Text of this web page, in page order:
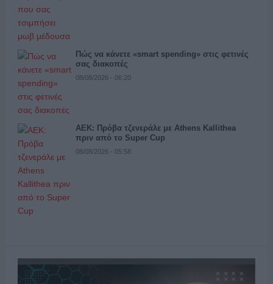
Πώς να κάνετε «smart spending» στις φετινές
σας διακοπές
08/08/2026 - 06:20
ΑΕΚ: Πρόβα τζενεράλε με Athens Kallithea
πριν από το Super Cup
08/08/2026 - 05:58